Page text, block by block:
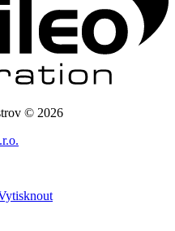
© 2026